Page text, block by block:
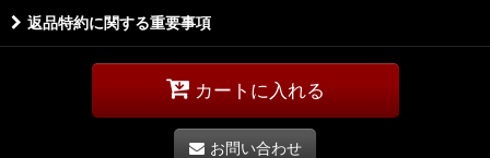
返品特約に関する重要事項
カートに入れる
お問い合わせ